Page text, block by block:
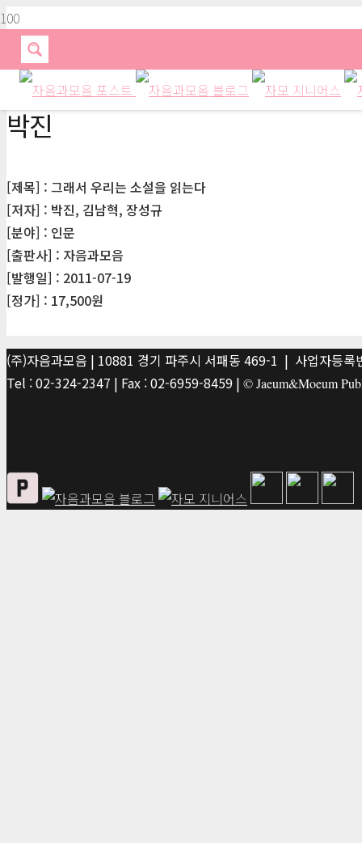
박진
[제목] : 그래서 우리는 소설을 읽는다
[저자] : 박진, 김남혁, 장성규
[분야] : 인문
[출판사] : 자음과모음
[발행일] : 2011-07-19
[정가] : 17,500원
(주)자음과모음 | 10881 경기 파주시 서패동 469-1 | 사업자등
Tel : 02-324-2347 | Fax : 02-6959-8459 | © Jaeum&Moeum